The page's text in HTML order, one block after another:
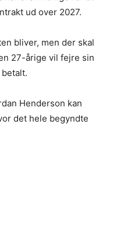
ud over 2027.
bliver, men der skal
27-årige vil fejre sin
Henderson kan
det hele begyndte